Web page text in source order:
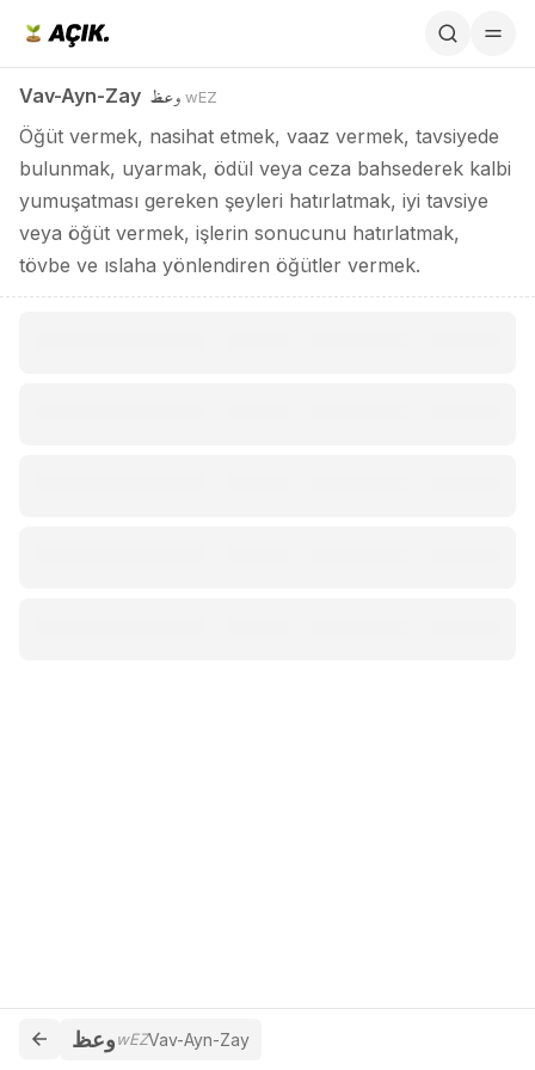
Vav-Ayn-Zay وعظ wEZ
Öğüt vermek, nasihat etmek, vaaz vermek, tavsiyede
bulunmak, uyarmak, ödül veya ceza bahsederek kalbi
yumuşatması gereken şeyleri hatırlatmak, iyi tavsiye
veya öğüt vermek, işlerin sonucunu hatırlatmak,
tövbe ve ıslaha yönlendiren öğütler vermek.
وعظwEZVav-Ayn-Zay